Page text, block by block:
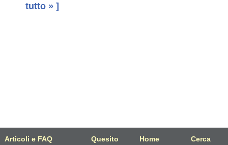
Articoli e FAQ Quesito Home Cerca
tutto » ]